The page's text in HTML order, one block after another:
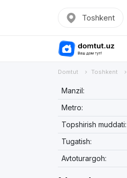
Toshkent
Domtut Toshkent
Manzil:
Metro:
Topshirish muddati:
Tugatish:
Avtoturargoh: